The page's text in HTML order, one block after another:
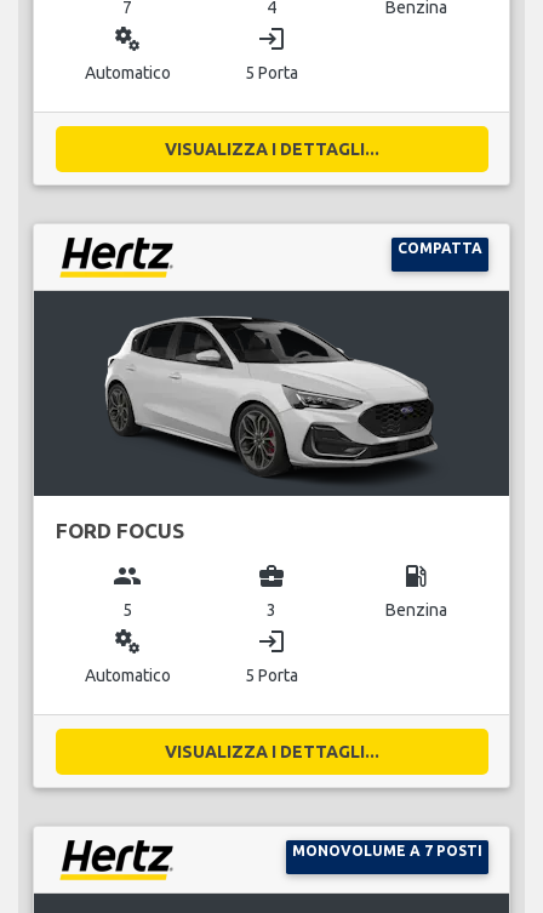
7 4 Benzina
miscellaneous_services
Automatico
login
5 Porta
VISUALIZZA I DETTAGLI...
COMPATTA
FORD FOCUS
group
5
business_center
3
local_gas_station
Benzina
miscellaneous_services
Automatico
login
5 Porta
VISUALIZZA I DETTAGLI...
MONOVOLUME A 7 POSTI